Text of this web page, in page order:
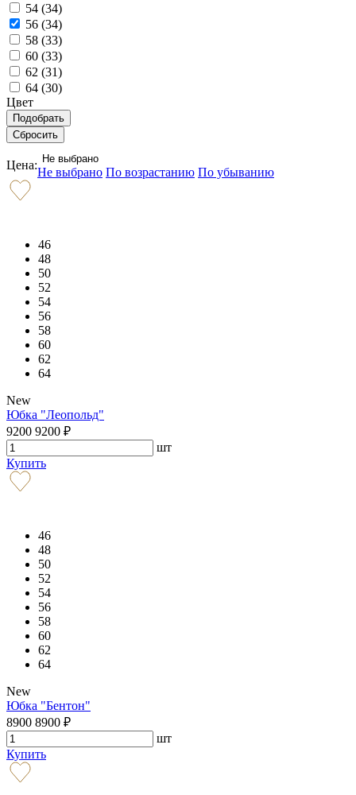
54 (34)
56 (34)
58 (33)
60 (33)
62 (31)
64 (30)
Цвет
Цена: Не выбрано
Не выбрано По возрастанию По убыванию
46
48
50
52
54
56
58
60
62
64
New
Юбка "Леопольд"
9200 9200 ₽
шт
Купить
46
48
50
52
54
56
58
60
62
64
New
Юбка "Бентон"
8900 8900 ₽
шт
Купить